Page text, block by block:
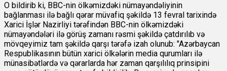
O bildirib ki, BBC-nin ölkəmizdəki nümayəndəliyinin
bağlanması ilə bağlı qərar müvafiq şəkildə 13 fevral tarixində
Xarici İşlər Nazirliyi tərəfindən BBC-nin ölkəmizdəki
nümayəndələri ilə görüş zamanı rəsmi şəkildə çatdırılıb və
mövqeyimiz tam şəkildə qarşı tərəfə izah olunub: "Azərbaycan
Respublikasının bütün xarici ölkələrin media qurumları ilə
münasibətlərdə və qərarlarda hər zaman qarşılılıq prinsipini